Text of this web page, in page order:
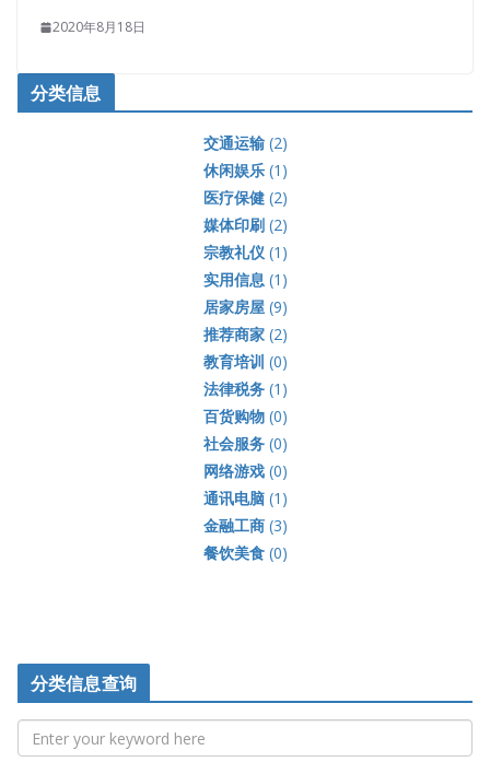
2020年8月18日
分类信息
交通运输(2)
休闲娱乐(1)
医疗保健(2)
媒体印刷(2)
宗教礼仪(1)
实用信息(1)
居家房屋(9)
推荐商家(2)
教育培训 (0)
法律税务(1)
百货购物(0)
社会服务(0)
网络游戏(0)
通讯电脑(1)
金融工商(3)
餐饮美食(0)
分类信息查询